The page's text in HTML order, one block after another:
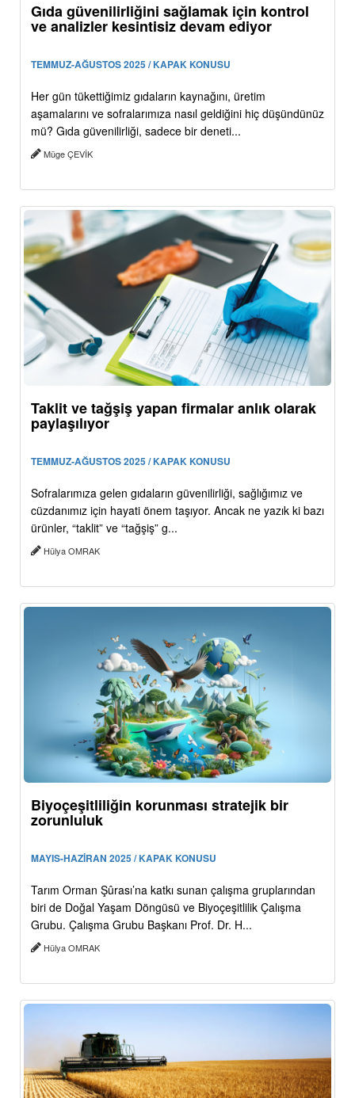
Gıda güvenilirliğini sağlamak için kontrol
ve analizler kesintisiz devam ediyor
TEMMUZ-AĞUSTOS 2025 / KAPAK KONUSU
Her gün tükettiğimiz gıdaların kaynağını, üretim
aşamalarını ve sofralarımıza nasıl geldiğini hiç düşündünüz
mü? Gıda güvenilirliği, sadece bir deneti...
Müge ÇEVİK
Taklit ve tağşiş yapan firmalar anlık olarak
paylaşılıyor
TEMMUZ-AĞUSTOS 2025 / KAPAK KONUSU
Sofralarımıza gelen gıdaların güvenilirliği, sağlığımız ve
cüzdanımız için hayati önem taşıyor. Ancak ne yazık ki bazı
ürünler, “taklit” ve “tağşiş” g...
Hülya OMRAK
Biyoçeşitliliğin korunması stratejik bir
zorunluluk
MAYIS-HAZİRAN 2025 / KAPAK KONUSU
Tarım Orman Şûrası’na katkı sunan çalışma gruplarından
biri de Doğal Yaşam Döngüsü ve Biyoçeşitlilik Çalışma
Grubu. Çalışma Grubu Başkanı Prof. Dr. H...
Hülya OMRAK